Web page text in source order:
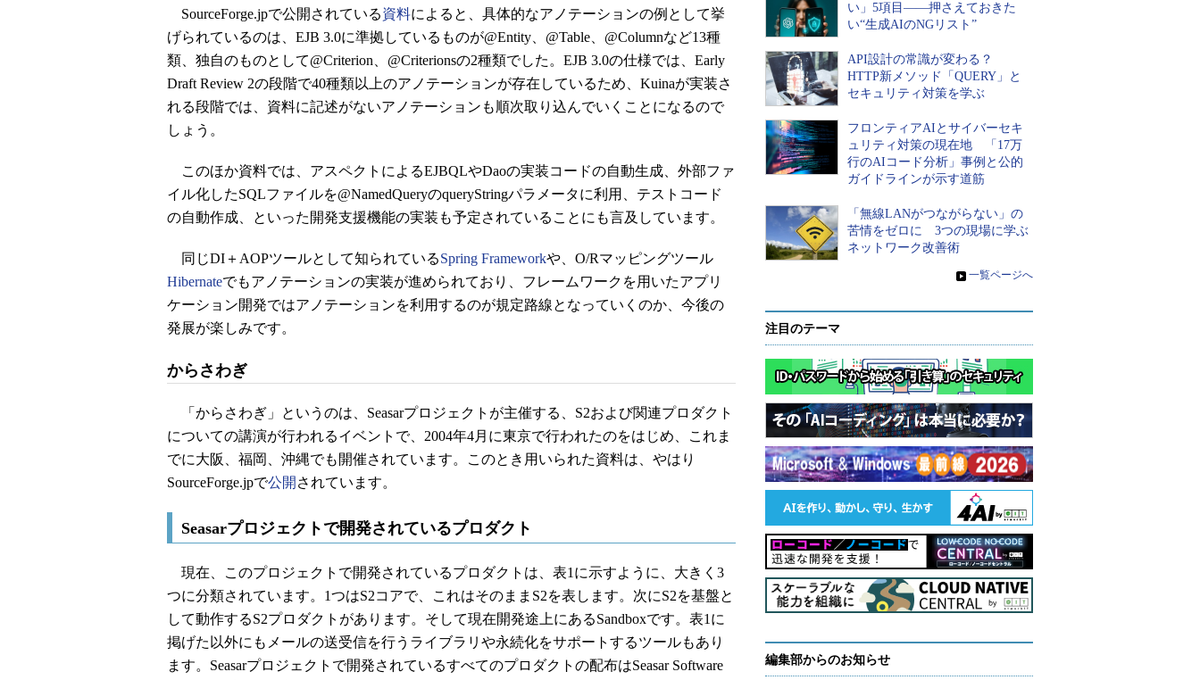
SourceForge.jpで公開されている資料によると、具体的なアノテーションの例として挙
げられているのは、EJB 3.0に準拠しているものが@Entity、@Table、@Columnなど13種
類、独自のものとして@Criterion、@Criterionsの2種類でした。EJB 3.0の仕様では、Early
Draft Review 2の段階で40種類以上のアノテーションが存在しているため、Kuinaが実装さ
れる段階では、資料に記述がないアノテーションも順次取り込んでいくことになるので
しょう。
このほか資料では、アスペクトによるEJBQLやDaoの実装コードの自動生成、外部ファ
イル化したSQLファイルを@NamedQueryのqueryStringパラメータに利用、テストコード
の自動作成、といった開発支援機能の実装も予定されていることにも言及しています。
同じDI＋AOPツールとして知られているSpring Frameworkや、O/Rマッピングツール
Hibernateでもアノテーションの実装が進められており、フレームワークを用いたアプリ
ケーション開発ではアノテーションを利用するのが規定路線となっていくのか、今後の
発展が楽しみです。
からさわぎ
「からさわぎ」というのは、Seasarプロジェクトが主催する、S2および関連プロダクト
についての講演が行われるイベントで、2004年4月に東京で行われたのをはじめ、これま
でに大阪、福岡、沖縄でも開催されています。このとき用いられた資料は、やはり
SourceForge.jpで公開 されています。
Seasarプロジェクトで開発されているプロダクト
現在、このプロジェクトで開発されているプロダクトは、表1に示すように、大きく3
つに分類されています。1つはS2コアで、これはそのままS2を表します。次にS2を基盤と
して動作するS2プロダクトがあります。そして現在開発途上にあるSandboxです。表1に
掲げた以外にもメールの送受信を行うライブラリや永続化をサポートするツールもあり
ます。Seasarプロジェクトで開発されているすべてのプロダクトの配布はSeasar Software
い」5項目――押さえておきた
い“生成AIのNGリスト”
API設計の常識が変わる？
HTTP新メソッド「QUERY」と
セキュリティ対策を学ぶ
フロンティアAIとサイバーセキ
ュリティ対策の現在地 「17万
行のAIコード分析」事例と公的
ガイドラインが示す道筋
「無線LANがつながらない」の
苦情をゼロに 3つの現場に学ぶ
ネットワーク改善術
» 一覧ページへ
注目のテーマ
編集部からのお知らせ